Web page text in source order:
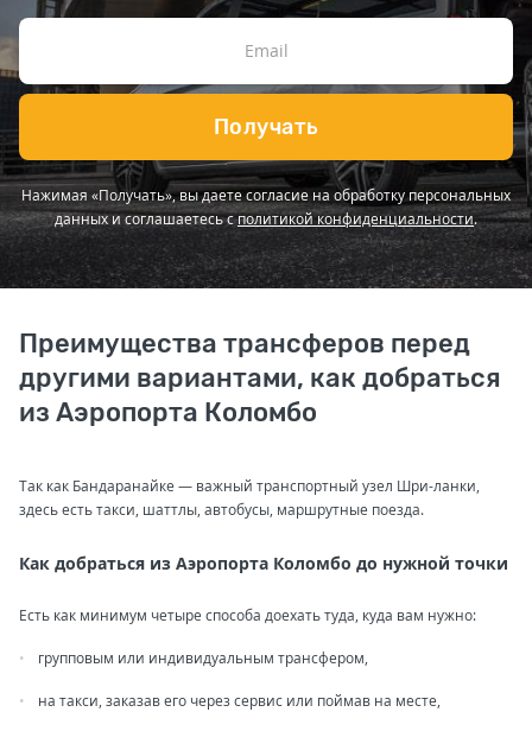
Получать
Нажимая «Получать», вы даете согласие на обработку персональных
данных и соглашаетесь сполитикой конфиденциальности.
Преимущества трансферов перед
другими вариантами, как добраться
из Аэропорта Коломбо
Так как Бандаранайке — важный транспортный узел Шри-ланки,
здесь есть такси, шаттлы, автобусы, маршрутные поезда.
Как добраться из Аэропорта Коломбо до нужной точки
Есть как минимум четыре способа доехать туда, куда вам нужно:
групповым или индивидуальным трансфером,
на такси, заказав его через сервис или поймав на месте,